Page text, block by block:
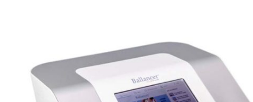
TECARTERAPIA
RADIOFREQUÊNCIA
HIFU